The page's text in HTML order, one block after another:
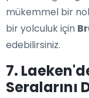
mükemmel bir
bir yolculuk için
edebilirsiniz.
7.
Seralarını